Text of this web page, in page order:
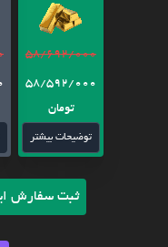
58/692/000
58/592/000
تومان
توضیحات بیشتر
ثبت سفارش